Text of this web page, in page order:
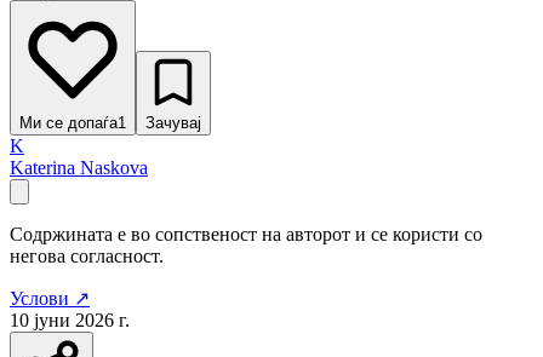
Ми се допаѓа1 Зачувај
K
Katerina Naskova
Содржината е во сопственост на авторот и се користи со
негова согласност.
Услови ↗
10 јуни 2026 г.